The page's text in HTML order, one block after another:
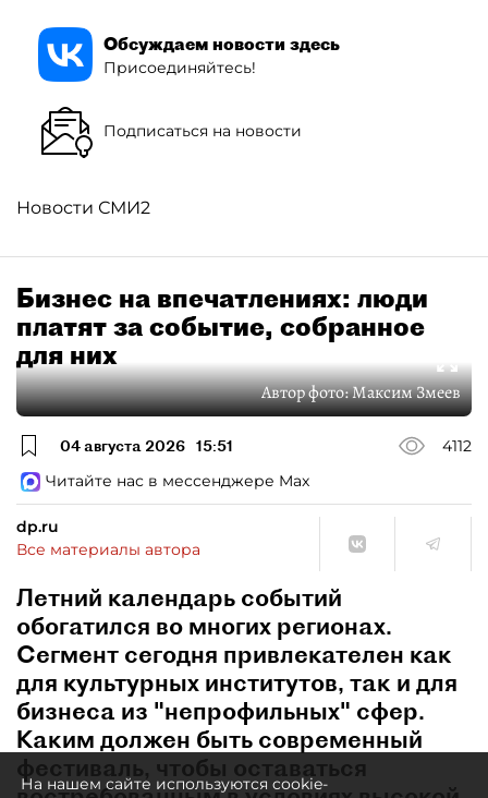
Обсуждаем новости здесь
Присоединяйтесь!
Подписаться на новости
Новости СМИ2
Бизнес на впечатлениях: люди
платят за событие, собранное
для них
Автор фото:Максим Змеев
04 августа 2026 15:51
4112
Читайте нас в мессенджере Max
dp.ru
Все материалы автора
Летний календарь событий
обогатился во многих регионах.
Сегмент сегодня привлекателен как
для культурных институтов, так и для
бизнеса из "непрофильных" сфер.
Каким должен быть современный
фестиваль, чтобы оставаться
На нашем сайте используются cookie-